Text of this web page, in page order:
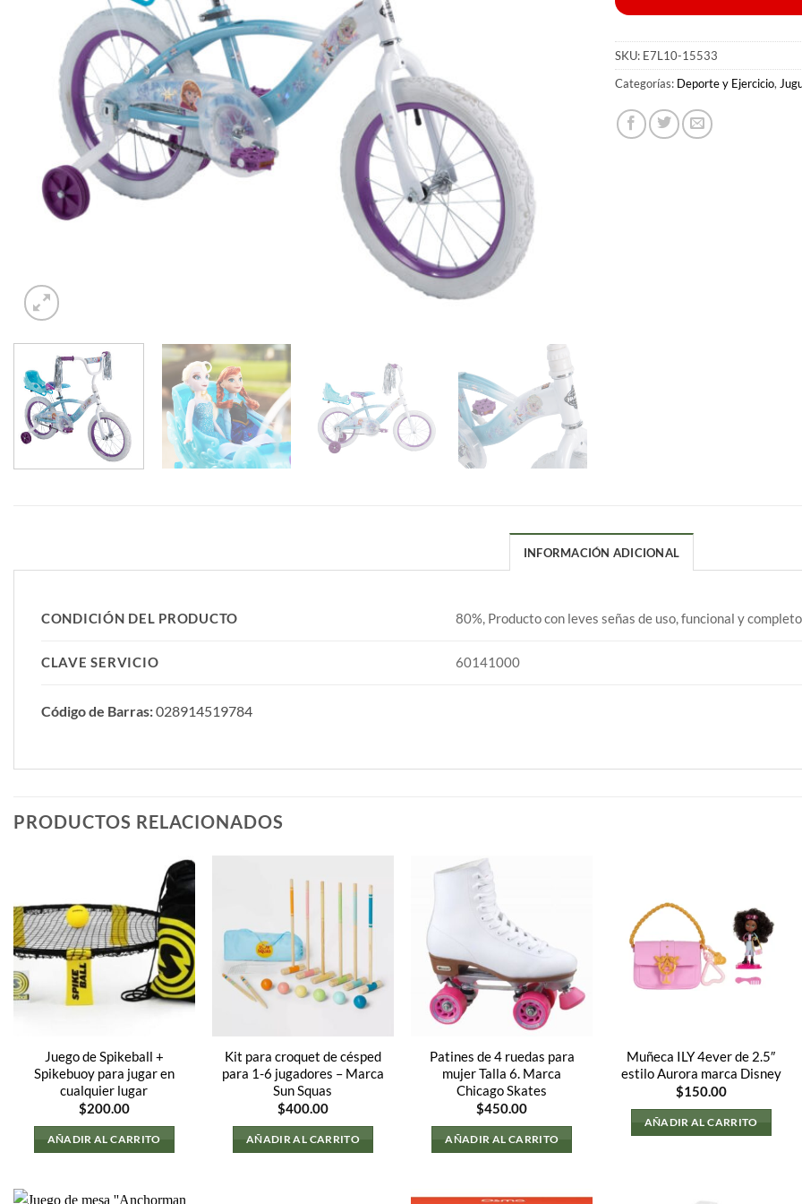
SKU: E7L10-15533
Categorías: Deporte y Ejercicio,
INFORMACIÓN ADICIONAL
CONDICIÓN DEL PRODUCTO 80%, Producto con leves señas de uso, funcional y
CLAVE SERVICIO 60141000
Código de Barras:028914519784
PRODUCTOS RELACIONADOS
Juego de Spikeball +
Spikebuoy para jugar en
cualquier lugar
$200.00
AÑADIR AL CARRITO
Kit para croquet de césped
para 1-6 jugadores – Marca
Sun Squas
$400.00
AÑADIR AL CARRITO
Patines de 4 ruedas para
mujer Talla 6. Marca
Chicago Skates
$450.00
AÑADIR AL CARRITO
Muñeca ILY 4ever de 2.5″
estilo Aurora marca Disney
$150.00
AÑADIR AL CARRITO